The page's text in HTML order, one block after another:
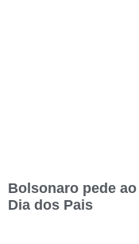
Bolsonaro pede
Dia dos Pais